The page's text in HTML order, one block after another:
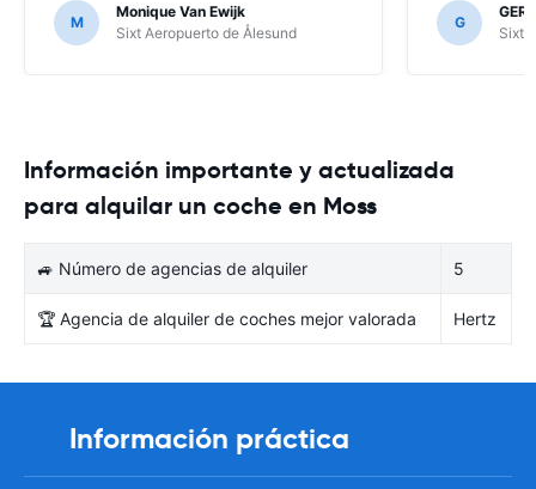
M
Monique Van Ewijk
Sixt Aeropuerto de Ålesund
G
Sixt
Información importante y actualizada
para alquilar un coche en Moss
🚙 Número de agencias de alquiler 5
🏆 Agencia de alquiler de coches mejor valorada Hertz
Información práctica